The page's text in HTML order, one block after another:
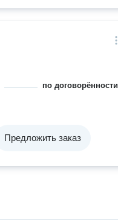
по договорённости
Предложить заказ